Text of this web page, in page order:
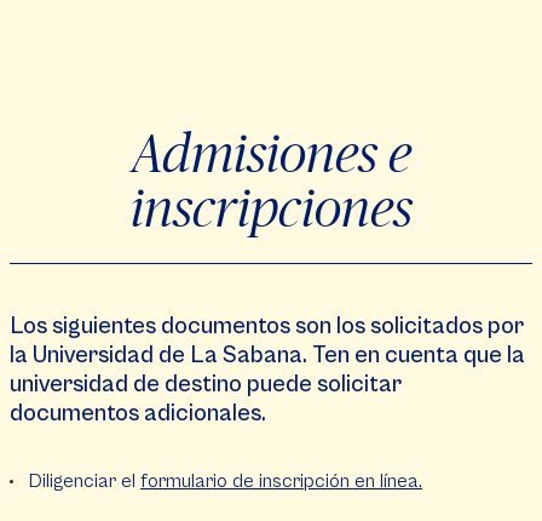
Admisiones e
inscripciones
Los siguientes documentos son los solicitados por
la Universidad de La Sabana. Ten en cuenta que la
universidad de destino puede solicitar
documentos adicionales.
Diligenciar el formulario de inscripción en línea.